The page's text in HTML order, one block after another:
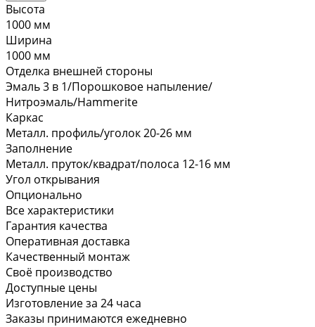
Высота
1000 мм
Ширина
1000 мм
Отделка внешней стороны
Эмаль 3 в 1/Порошковое напыление/
Нитроэмаль/Hammerite
Каркас
Металл. профиль/уголок 20-26 мм
Заполнение
Металл. пруток/квадрат/полоса 12-16 мм
Угол открывания
Опционально
Все характеристики
Гарантия качества
Оперативная доставка
Качественный монтаж
Своё производство
Доступные цены
Изготовление за 24 часа
Заказы принимаются ежедневно